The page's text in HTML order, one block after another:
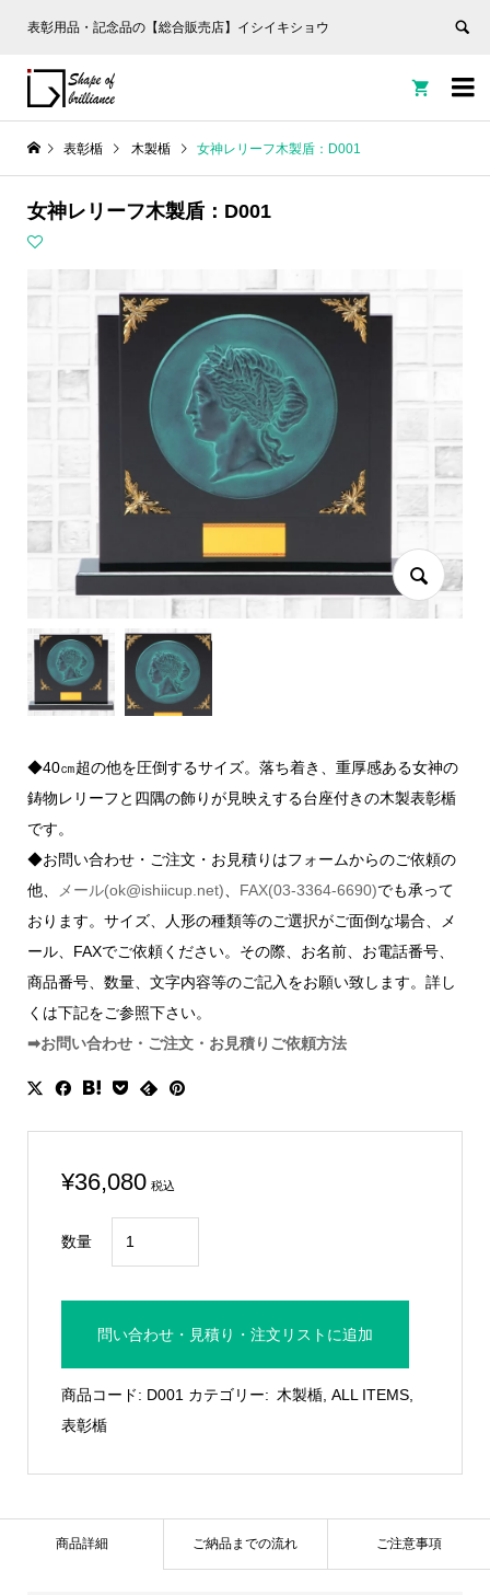
表彰用品・記念品の【総合販売店】イシイキショウ


表彰楯 木製楯 女神レリーフ木製盾：D001
女神レリーフ木製盾：D001
◆40㎝超の他を圧倒するサイズ。落ち着き、重厚感ある女神の
鋳物レリーフと四隅の飾りが見映えする台座付きの木製表彰楯
です。
◆お問い合わせ・ご注文・お見積りはフォームからのご依頼の
他、
メール(ok@ishiicup.net) FAX(03-3364-6690)でも承って
おります。サイズ、人形の種類等のご選択がご面倒な場合、メ
ール、FAXでご依頼ください。その際、お名前、お電話番号、
商品番号、数量、文字内容等のご記入をお願い致します。詳し
くは下記をご参照下さい。
➡お問い合わせ・ご注文・お見積りご依頼方法
¥36,080 税込
数量
神
リ
盾：
問い合わせ・見積り・注文リストに追加
商品コード: D001 カテゴリー: 木製楯, ALL ITEMS,
表彰楯
商品詳細 ご納品までの流れ ご注意事項